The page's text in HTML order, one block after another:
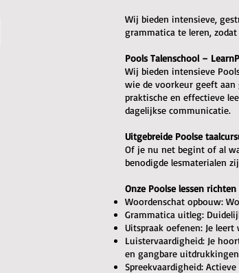
Wij bieden intensieve,
grammatica te leren,
Pools Talenschool –
Wij bieden intensieve
wie de voorkeur geeft aan
praktische en effectieve
dagelijkse communicatie.
Uitgebreide Poolse
Of je nu net begint of al
benodigde lesmaterialen
Onze Poolse lessen richten
Woordenschat opbouw:
Grammatica uitleg:
Uitspraak oefenen: Je
Luistervaardigheid: Je
en gangbare uitdrukkingen
Spreekvaardigheid: